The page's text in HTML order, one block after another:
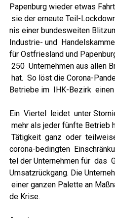
Papen­burg wie­der etwas
sie der erneu­te Teil-
nis einer bun­des­wei­ten
Indus­trie- und
für Ost­fries­land und
250 Unter­neh­men aus allen
hat. So löst die Coro­na-
Betrie­be im IHK-Bezirk
Ein Vier­tel lei­det unter
mehr als jeder fünf­te Betrieb
Tätig­keit ganz oder
coro­na-beding­ten
tel der Unter­neh­men für das
Umsatz­rück­gang. Die
einer gan­zen Palet­te an
de Krise.